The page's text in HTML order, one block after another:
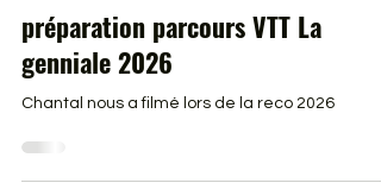
préparation parcours VTT La
genniale 2026
Chantal nous a filmé lors de la reco 2026